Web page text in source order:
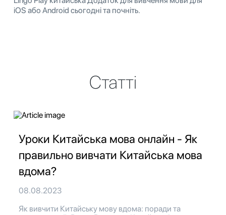
iOS або Android сьогодні та почніть.
Статті
Уроки Китайська мова онлайн - Як
правильно вивчати Китайська мова
вдома?
08.08.2023
Як вивчити Китайську мову вдома: поради та